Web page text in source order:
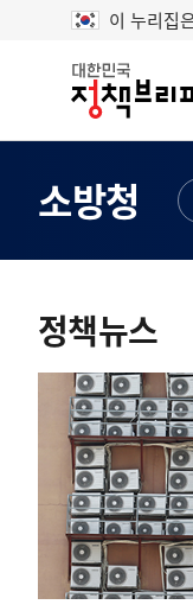
이 누리집
대
민
정
책
리
소방청
텐
츠
영
정책뉴스